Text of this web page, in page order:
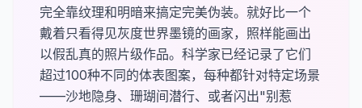
完全靠纹理和明暗来搞定完美伪装。就好比一个
戴着只看得见灰度世界墨镜的画家，照样能画出
以假乱真的照片级作品。科学家已经记录了它们
超过100种不同的体表图案，每种都针对特定场景
——沙地隐身、珊瑚间潜行、或者闪出"别惹